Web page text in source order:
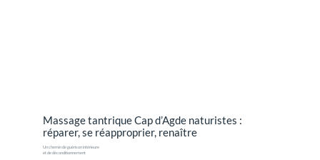
Massage tantrique Cap d’Agde naturistes :
réparer, se réapproprier, renaître
Un chemin de guérison intérieure
et de déconditionnement